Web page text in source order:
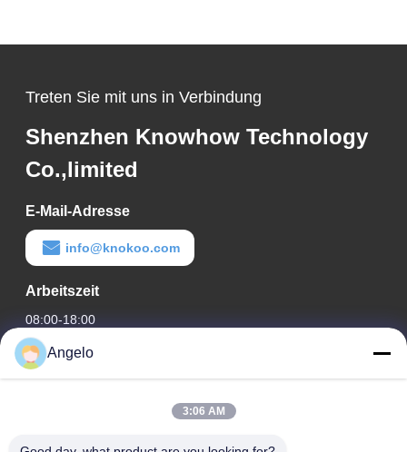
Treten Sie mit uns in Verbindung
Shenzhen Knowhow Technology
Co.,limited
E-Mail-Adresse
info@knokoo.com
Arbeitszeit
08:00-18:00
Unsere Adresse
Zimmer 1508, Taojing Business Building, Minbao Road,
Angelo
3:06 AM